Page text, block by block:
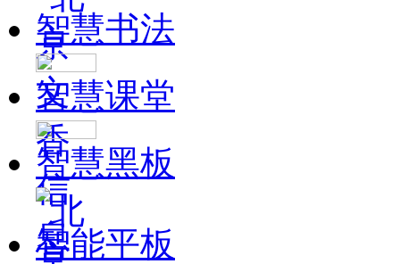
智慧书法
智慧课堂
智慧黑板
智能平板